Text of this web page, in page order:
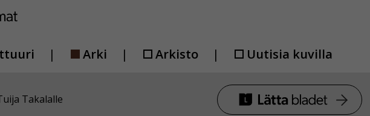
Arki Arkisto Uutisia kuvilla
Takalalle